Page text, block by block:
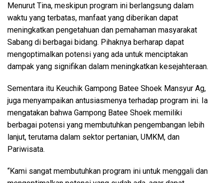
Menurut Tina, meskipun program ini berlangsung dalam
waktu yang terbatas, manfaat yang diberikan dapat
meningkatkan pengetahuan dan pemahaman masyarakat
Sabang di berbagai bidang. Pihaknya berharap dapat
mengoptimalkan potensi yang ada untuk menciptakan
dampak yang signifikan dalam meningkatkan kesejahteraan.
Sementara itu Keuchik Gampong Batee Shoek Mansyur Ag,
juga menyampaikan antusiasmenya terhadap program ini. Ia
mengatakan bahwa Gampong Batee Shoek memiliki
berbagai potensi yang membutuhkan pengembangan lebih
lanjut, terutama dalam sektor pertanian, UMKM, dan
Pariwisata.
“Kami sangat membutuhkan program ini untuk menggali dan